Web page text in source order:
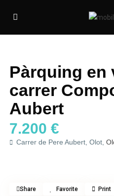
Pàrquing en
carrer
Aubert
7.200 €
Carrer de Pere Aubert, Olot,
Share Favorite Print